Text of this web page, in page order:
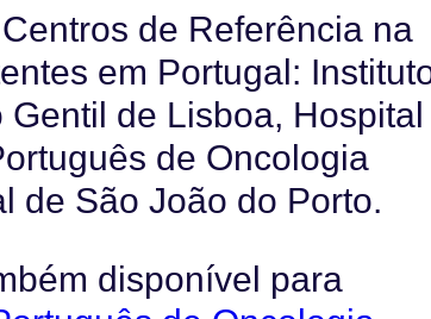
de Referência na
em Portugal:
de Lisboa, Hospital
de Oncologia
de São João do Porto.
disponível para